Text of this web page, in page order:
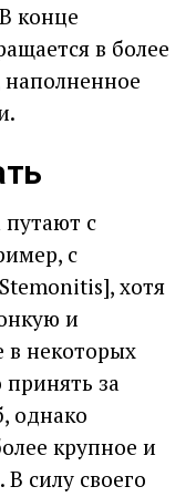
конце
в более
наполненное
с
с
хотя
и
в некоторых
за
однако
крупное и
силу своего